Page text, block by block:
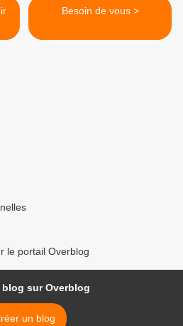
Besoin de vous >
le portail Overblog
blog sur Overblog
un blog